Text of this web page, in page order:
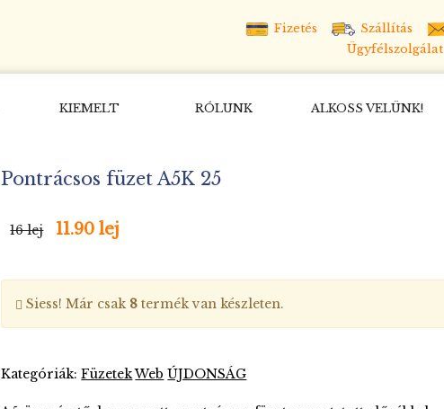
Fizetés
Szállítás
Ügyfélszolgálat
KIEMELT RÓLUNK ALKOSS VELÜNK!
Pontrácsos füzet A5K 25
16 lej 11.90 lej
Siess! Már csak 8 termék van készleten.
Kategóriák:FüzetekWeb ÚJDONSÁG